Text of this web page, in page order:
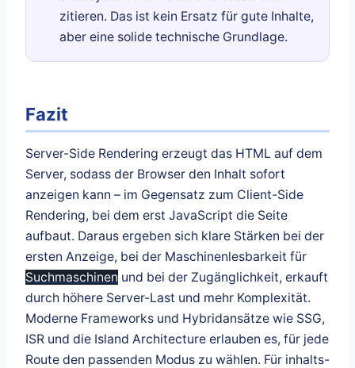
zitieren. Das ist kein Ersatz für gute Inhalte,
aber eine solide technische Grundlage.
Fazit
Server-Side Rendering erzeugt das HTML auf dem
Server, sodass der Browser den Inhalt sofort
anzeigen kann – im Gegensatz zum Client-Side
Rendering, bei dem erst JavaScript die Seite
aufbaut. Daraus ergeben sich klare Stärken bei der
ersten Anzeige, bei der Maschinenlesbarkeit für
Suchmaschinen und bei der Zugänglichkeit, erkauft
durch höhere Server-Last und mehr Komplexität.
Moderne Frameworks und Hybridansätze wie SSG,
ISR und die Island Architecture erlauben es, für jede
Route den passenden Modus zu wählen. Für inhalts-